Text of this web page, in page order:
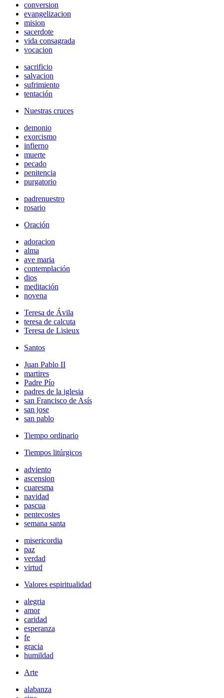
conversion
evangelizacion
mision
sacerdote
vida consagrada
vocacion
sacrificio
salvacion
sufrimiento
tentación
Nuestras cruces
demonio
exorcismo
infierno
muerte
pecado
penitencia
purgatorio
padrenuestro
rosario
Oración
adoracion
alma
ave maria
contemplación
dios
meditación
novena
Teresa de Ávila
teresa de calcuta
Teresa de Lisieux
Santos
Juan Pablo II
martires
Padre Pío
padres de la iglesia
san Francisco de Asís
san jose
san pablo
Tiempo ordinario
Tiempos litúrgicos
adviento
ascension
cuaresma
navidad
pascua
pentecostes
semana santa
misericordia
paz
verdad
virtud
Valores espiritualidad
alegria
amor
caridad
esperanza
fe
gracia
humildad
Arte
alabanza